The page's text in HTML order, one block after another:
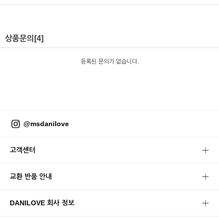
상품문의 [4]
등록된 문의가 없습니다.
@msdanilove
고객센터
교환 반품 안내
DANILOVE 회사 정보